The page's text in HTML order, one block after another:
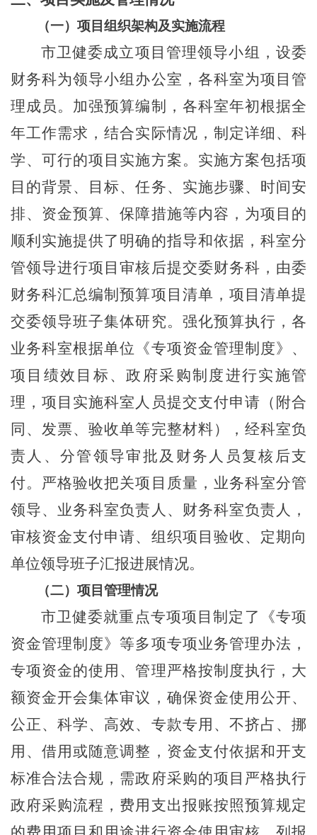
（一）项目组织架构及实施流程
市卫健委成立项目管理领导小组，设委
财务科为领导小组办公室，各科室为项目管
理成员。加强预算编制，各科室年初根据全
年工作需求，结合实际情况，制定详细、科
学、可行的项目实施方案。实施方案包括项
目的背景、目标、任务、实施步骤、时间安
排、资金预算、保障措施等内容，为项目的
顺利实施提供了明确的指导和依据，科室分
管领导进行项目审核后提交委财务科，由委
财务科汇总编制预算项目清单，项目清单提
交委领导班子集体研究。强化预算执行，各
业务科室根据单位《专项资金管理制度》、
项目绩效目标、政府采购制度进行实施管
理，项目实施科室人员提交支付申请（附合
同、发票、验收单等完整材料），经科室负
责人、分管领导审批及财务人员复核后支
付。严格验收把关项目质量，业务科室分管
领导、业务科室负责人、财务科室负责人，
审核资金支付申请、组织项目验收、定期向
单位领导班子汇报进展情况。
（二）项目管理情况
市卫健委就重点专项项目制定了《专项
资金管理制度》等多项专项业务管理办法，
专项资金的使用、管理严格按制度执行，大
额资金开会集体审议，确保资金使用公开、
公正、科学、高效、专款专用、不挤占、挪
用、借用或随意调整，资金支付依据和开支
标准合法合规，需政府采购的项目严格执行
政府采购流程，费用支出报账按照预算规定